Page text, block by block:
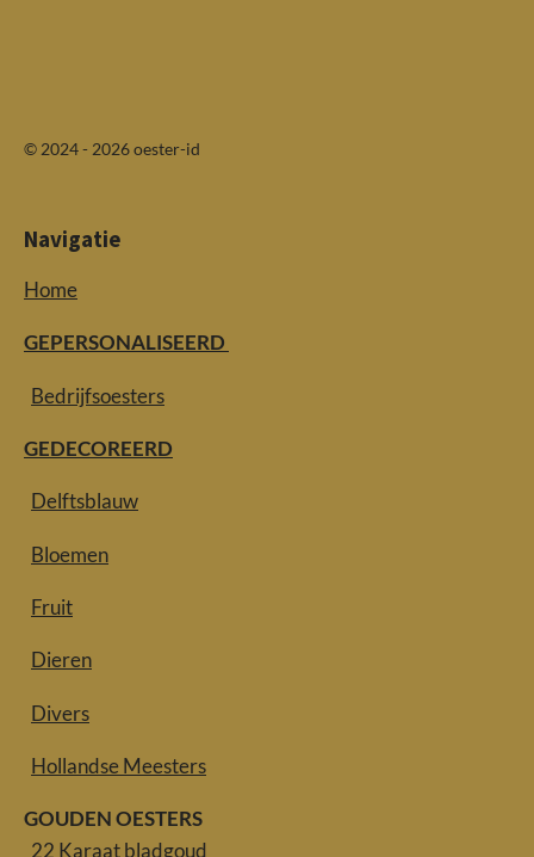
© 2024 - 2026 oester-id
Navigatie
Home
GEPERSONALISEERD
Bedrijfsoesters
GEDECOREERD
Delftsblauw
Bloemen
Fruit
Dieren
Divers
Hollandse Meesters
GOUDEN OESTERS
22 Karaat bladgoud